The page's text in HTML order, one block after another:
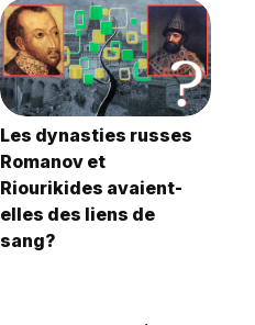
Les dynasties russes
Romanov et
Riourikides avaient-
elles des liens de
sang?